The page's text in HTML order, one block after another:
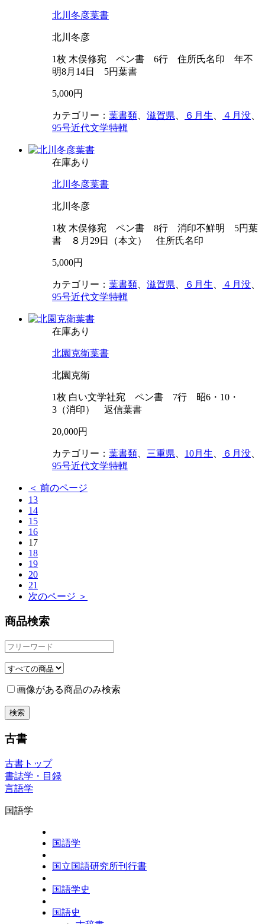
北川冬彦葉書
北川冬彦
1枚 木俣修宛 ペン書 6行 住所氏名印 年不
明8月14日 5円葉書
5,000円
カテゴリー： 葉書類 滋賀県 ６月生 ４月没
95号近代文学特輯
在庫あり
北川冬彦葉書
北川冬彦
1枚 木俣修宛 ペン書 8行 消印不鮮明 5円葉
書 ８月29日（本文） 住所氏名印
5,000円
カテゴリー： 葉書類 滋賀県 ６月生 ４月没
95号近代文学特輯
在庫あり
北園克衛葉書
北園克衛
1枚 白い文学社宛 ペン書 7行 昭6・10・
3（消印） 返信葉書
20,000円
カテゴリー： 葉書類 三重県 10月生 ６月没
95号近代文学特輯
＜ 前のページ
13
14
15
16
17
18
19
20
21
次のページ ＞
商品検索
画像がある商品のみ検索
古書
古書トップ
書誌学・目録
言語学
国語学
国語学
国立国語研究所刊行書
国語学史
国語史